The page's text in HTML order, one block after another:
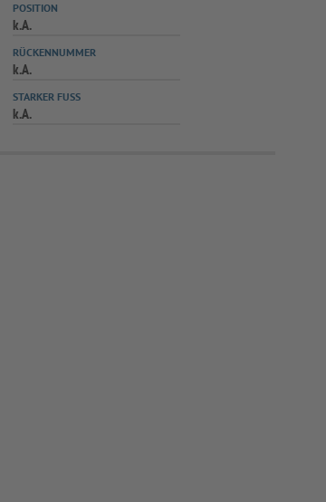
POSITION
k.A.
RÜCKENNUMMER
k.A.
STARKER FUSS
k.A.